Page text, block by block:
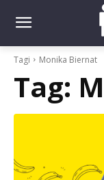
Tagi Monika Biernat
Tag: